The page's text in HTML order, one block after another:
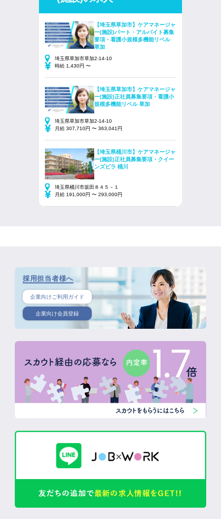
【埼玉県草加市】ケアマネージャ
ー(施設)パート・アルバイト募集
要項・看護小規模多機能リベル
草加
埼玉県草加市草加2-14-10
時給 1,430円 〜
【埼玉県草加市】ケアマネージャ
ー(施設)正社員募集要項・看護小
規模多機能リベル 草加
埼玉県草加市草加2-14-10
月給 307,710円 〜 363,041円
【埼玉県桶川市】ケアマネージャ
ー(施設)正社員募集要項・クイー
ンズビラ 桶川
埼玉県桶川市坂田８４５－１
月給 191,000円 〜 293,000円
採用担当者様へ
企業向けご利用ガイド
企業向け会員登録